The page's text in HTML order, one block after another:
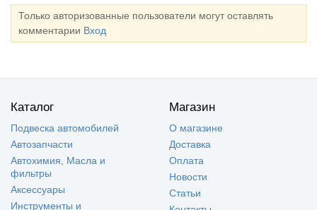
Только авторизованные пользователи могут оставлять
комментарии Вход
Каталог
Подвеска автомобилей
Автозапчасти
Автохимия, Масла и
фильтры
Аксессуары
Инструменты и
Магазин
О магазине
Доставка
Оплата
Новости
Статьи